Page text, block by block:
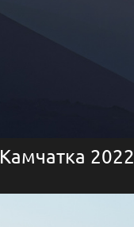
Камчатка 2022